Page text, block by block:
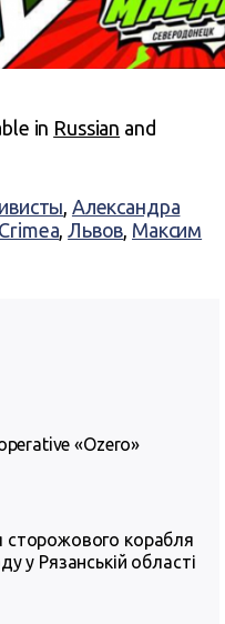
in Russian and
, Александра
Crimea,Львов, Максим
«Ozero»
сторожового корабля
у Рязанській області